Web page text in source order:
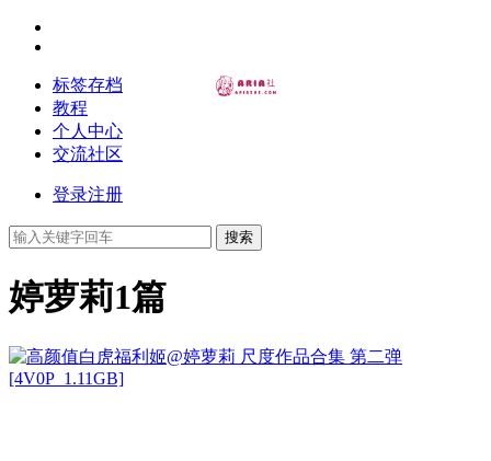
标签存档
教程
个人中心
交流社区
登录注册
搜索
婷萝莉1篇